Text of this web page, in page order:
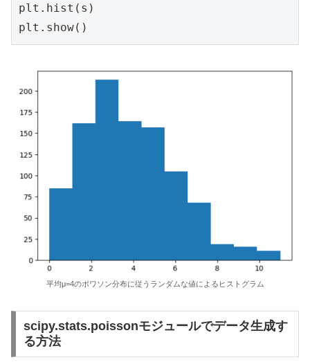
plt.hist(s)
plt.show()
平均μ=4のポワソン分布に従うランダムな値によるヒストグラム
scipy.stats.poissonモジュールでデータ生成す
る方法